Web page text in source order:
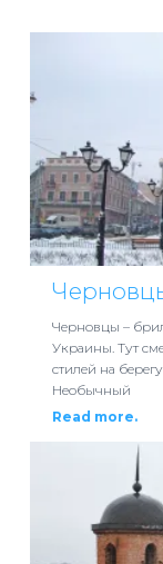
Черновцы –
Украины. Тут
стилей на
Необычный
Read more.